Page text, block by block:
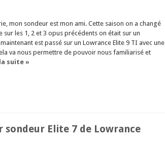
mon sondeur est mon ami. Cette saison on a changé
sur les 1, 2 et 3 opus précédents on était sur un
est passé sur un Lowrance Elite 9 TI avec une
va nous permettre de pouvoir nous familiarisé et
suite »
sondeur Elite 7 de Lowrance